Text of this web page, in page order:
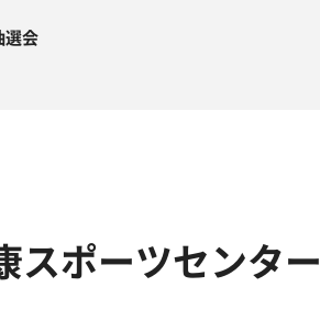
選会
スポーツセンター